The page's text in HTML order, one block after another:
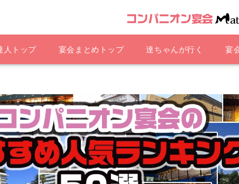
人トップ 宴会まとめトップ 達ちゃんが行く 宴